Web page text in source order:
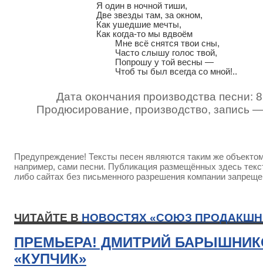
Я один в ночной тиши,
Две звезды там, за окном,
Как ушедшие мечты,
Как когда-то мы вдвоём
	Чтоб ты был всегда со мной!..
Дата окончания производства песни:
Продюсирование, производство, запись
Предупреждение! Тексты песен являются таким же
например, сами песни. Публикация размещённых здесь
либо сайтах без письменного разрешения компании
ЧИТАЙТЕ В НОВОСТЯХ «СОЮЗ
ПРЕМЬЕРА! ДМИТРИЙ
«КУПЧИК»